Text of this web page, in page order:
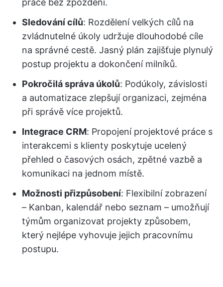
práce bez zpoždění.
Sledování cílů: Rozdělení velkých cílů na
zvládnutelné úkoly udržuje dlouhodobé cíle
na správné cestě. Jasný plán zajišťuje plynulý
postup projektu a dokončení milníků.
Pokročilá správa úkolů: Podúkoly, závislosti
a automatizace zlepšují organizaci, zejména
při správě více projektů.
Integrace CRM: Propojení projektové práce s
interakcemi s klienty poskytuje ucelený
přehled o časových osách, zpětné vazbě a
komunikaci na jednom místě.
Možnosti přizpůsobení: Flexibilní zobrazení
– Kanban, kalendář nebo seznam – umožňují
týmům organizovat projekty způsobem,
který nejlépe vyhovuje jejich pracovnímu
postupu.